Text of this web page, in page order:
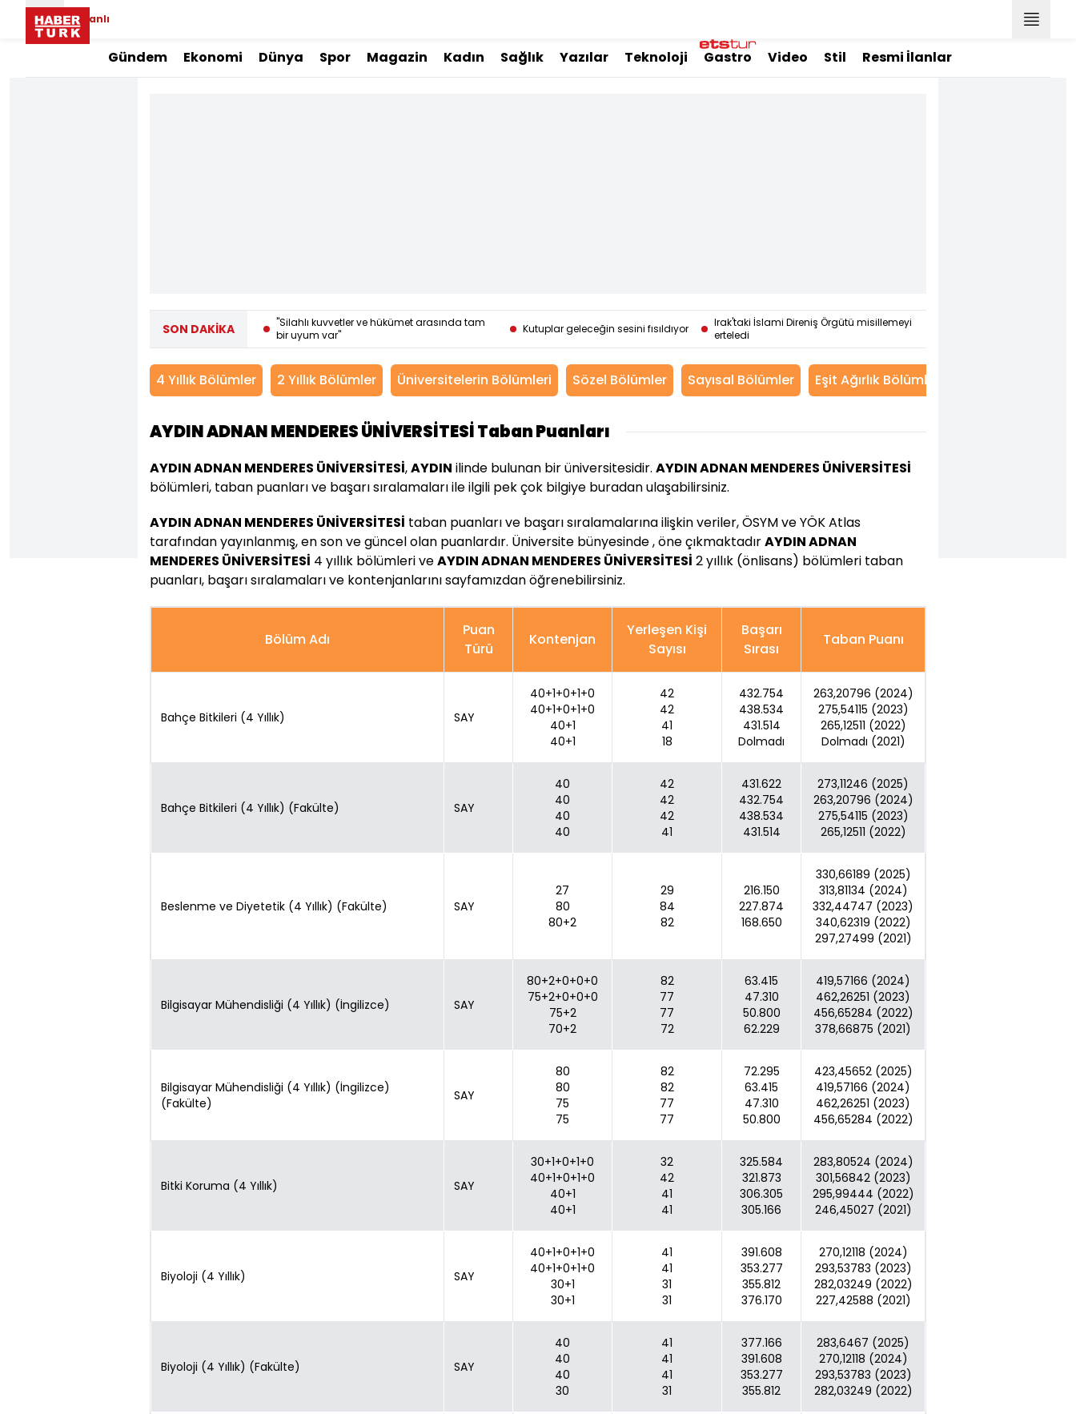
Canlı
Gündem Ekonomi Dünya Spor Magazin Kadın Sağlık Yazılar Teknoloji Gastro Video Stil Resmi İlanlar
SON DAKİKA
Tarlayı ateşe veren zanlı yakalandı
"Silahlı kuvvetler ve hükümet arasında tam
bir uyum var"
Kutuplar geleceğin sesini fısıldıyor
Irak'taki İslami Direniş Örgütü misillemeyi
erteledi
4 Yıllık Bölümler 2 Yıllık Bölümler Üniversitelerin Bölümleri Sözel Bölümler Sayısal Bölümler Eşit Ağırlık Bölümleri
AYDIN ADNAN MENDERES ÜNİVERSİTESİ Taban Puanları
AYDIN ADNAN MENDERES ÜNİVERSİTESİ,AYDIN ilinde bulunan birüniversitesidir. AYDIN ADNAN MENDERES ÜNİVERSİTESİ
bölümleri, taban puanları ve başarı sıralamaları ile ilgili pek çok bilgiye buradan ulaşabilirsiniz.
AYDIN ADNAN MENDERES ÜNİVERSİTESİ taban puanları ve başarı sıralamalarına ilişkin veriler, ÖSYM ve YÖK Atlas
tarafından yayınlanmış, en son ve güncel olan puanlardır. Üniversite bünyesinde , öne çıkmaktadırAYDIN ADNAN
MENDERES ÜNİVERSİTESİ 4 yıllık bölümleri veAYDIN ADNAN MENDERES ÜNİVERSİTESİ 2 yıllık (önlisans) bölümleri taban
puanları, başarı sıralamaları ve kontenjanlarını sayfamızdan öğrenebilirsiniz.
Bölüm Adı
Puan
Türü
Kontenjan
Yerleşen Kişi
Sayısı
Başarı
Sırası
Taban Puanı
Bahçe Bitkileri (4 Yıllık) SAY
40+1+0+1+0
40+1+0+1+0
40+1
40+1
42
42
41
18
432.754
438.534
431.514
Dolmadı
263,20796 (2024)
275,54115 (2023)
265,12511 (2022)
Dolmadı (2021)
Bahçe Bitkileri (4 Yıllık) (Fakülte) SAY
40
40
40
40
42
42
42
41
431.622
432.754
438.534
431.514
273,11246 (2025)
263,20796 (2024)
275,54115 (2023)
265,12511 (2022)
Beslenme ve Diyetetik (4 Yıllık) (Fakülte) SAY
27
80
80+2
29
84
82
216.150
227.874
168.650
330,66189 (2025)
313,81134 (2024)
332,44747 (2023)
340,62319 (2022)
297,27499 (2021)
Bilgisayar Mühendisliği (4 Yıllık) (İngilizce) SAY
80+2+0+0+0
75+2+0+0+0
75+2
70+2
82
77
77
72
63.415
47.310
50.800
62.229
419,57166 (2024)
462,26251 (2023)
456,65284 (2022)
378,66875 (2021)
Bilgisayar Mühendisliği (4 Yıllık) (İngilizce)
(Fakülte)
SAY
80
80
75
75
82
82
77
77
72.295
63.415
47.310
50.800
423,45652 (2025)
419,57166 (2024)
462,26251 (2023)
456,65284 (2022)
Bitki Koruma (4 Yıllık) SAY
30+1+0+1+0
40+1+0+1+0
40+1
40+1
32
42
41
41
325.584
321.873
306.305
305.166
283,80524 (2024)
301,56842 (2023)
295,99444 (2022)
246,45027 (2021)
Biyoloji (4 Yıllık) SAY
40+1+0+1+0
40+1+0+1+0
30+1
30+1
41
41
31
31
391.608
353.277
355.812
376.170
270,12118 (2024)
293,53783 (2023)
282,03249 (2022)
227,42588 (2021)
Biyoloji (4 Yıllık) (Fakülte) SAY
40
40
40
30
41
41
41
31
377.166
391.608
353.277
355.812
283,6467 (2025)
270,12118 (2024)
293,53783 (2023)
282,03249 (2022)